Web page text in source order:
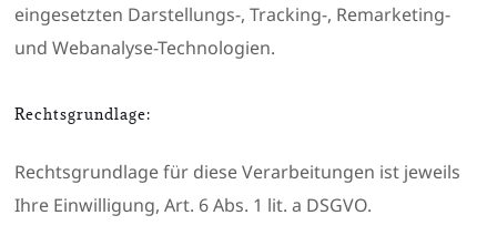
eingesetzten Darstellungs-, Tracking-, Remarketing-
und Webanalyse-Technologien.
Rechtsgrundlage:
Rechtsgrundlage für diese Verarbeitungen ist jeweils
Ihre Einwilligung, Art. 6 Abs. 1 lit. a DSGVO.